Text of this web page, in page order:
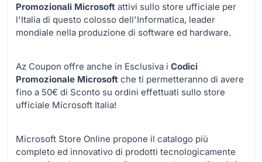
Promozionali Microsoft attivi sullo store ufficiale per
l'Italia di questo colosso dell'Informatica, leader
mondiale nella produzione di software ed hardware.
Az Coupon offre anche in Esclusiva i Codici
Promozionale Microsoft che ti permetteranno di avere
fino a 50€ di Sconto su ordini effettuati sullo store
ufficiale Microsoft Italia!
Microsoft Store Online propone il catalogo più
completo ed innovativo di prodotti tecnologicamente